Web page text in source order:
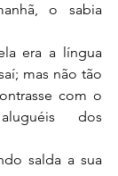
o sabia
era a língua
mas não tão
com o
dos
salda a sua